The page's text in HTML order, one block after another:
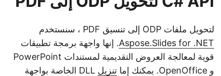
لتحويل ملفات ODP إلى تنسيق PDF ، سنستخدم
Aspose.Slides for .NET. إنها واجهة برمجة تطبيقات
قوية لمعالجة العروض التقديمية لمستندات PowerPoint
و OpenOffice. يمكنك إما
تنزيل
DLL الخاصة بواجهة